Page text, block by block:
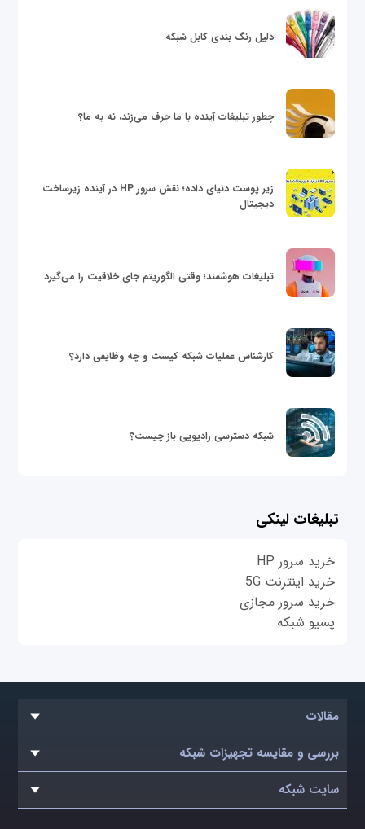
دلیل رنگ بندی کابل شبکه
چطور تبلیغات آینده با ما حرف می‌زند، نه به ما؟
زیر پوست دنیای داده؛ نقش سرور HP در آینده زیرساخت
دیجیتال
تبلیغات هوشمند؛ وقتی الگوریتم جای خلاقیت را می‌گیرد
کارشناس عملیات شبکه کیست و چه وظایفی دارد؟
شبکه دسترسی رادیویی باز چیست؟
تبلیغات لینکی
خرید سرور HP
خرید اینترنت 5G
خرید سرور مجازی
پسیو شبکه
مقالات
بررسی و مقایسه تجهیزات شبکه
سایت شبکه